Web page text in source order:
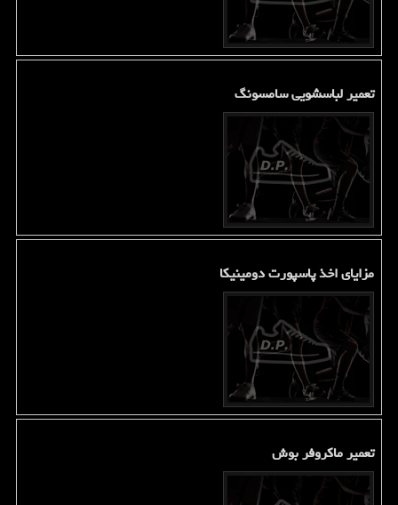
تعمیر لباسشویی سامسونگ
مزایای اخذ پاسپورت دومینیکا
تعمیر ماکروفر بوش